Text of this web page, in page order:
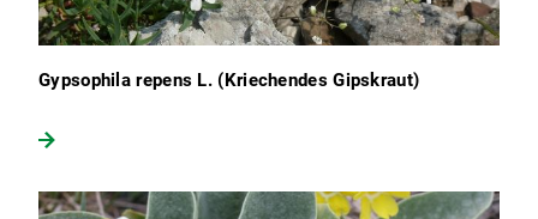
Gypsophila repens L. (Kriechendes Gipskraut)